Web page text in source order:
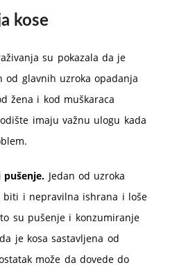
kose
su pokazala da je
od glavnih uzroka opadanja
žena i kod muškaraca
imaju važnu ulogu kada
pušenje. Jedan od uzroka
biti i nepravilna ishrana i loše
su pušenje i konzumiranje
je kosa sastavljena od
može da dovede do